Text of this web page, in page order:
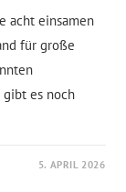
acht einsamen
für große
gibt es noch
5. APRIL 2026